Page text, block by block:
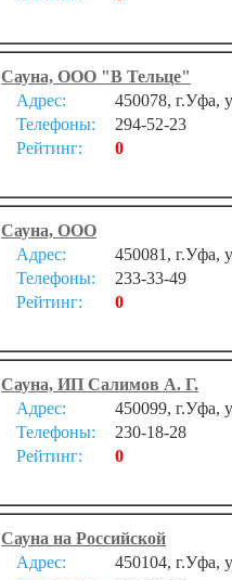
Сауна, ООО "В Тельце"
Адрес:
450078, г.Уфа,
Телефоны:
294-52-23
Рейтинг:
0
Сауна, ООО
Адрес:
450081, г.Уфа,
Телефоны:
233-33-49
Рейтинг:
0
Сауна, ИП Салимов А. Г.
Адрес:
450099, г.Уфа,
Телефоны:
230-18-28
Рейтинг:
0
Сауна на Российской
Адрес:
450104, г.Уфа,